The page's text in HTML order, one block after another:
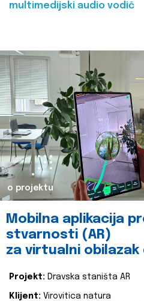
multimedijski audio vodič
o projektu
Mobilna aplikacija
stvarnosti (AR)
za virtualni
Projekt: Dravska staništa AR
Klijent: Virovitica natura